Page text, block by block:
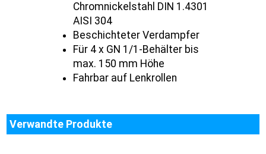
Chromnickelstahl DIN 1.4301
AISI 304
Beschichteter Verdampfer
Für 4 x GN 1/1-Behälter bis
max. 150 mm Höhe
Fahrbar auf Lenkrollen
Verwandte Produkte